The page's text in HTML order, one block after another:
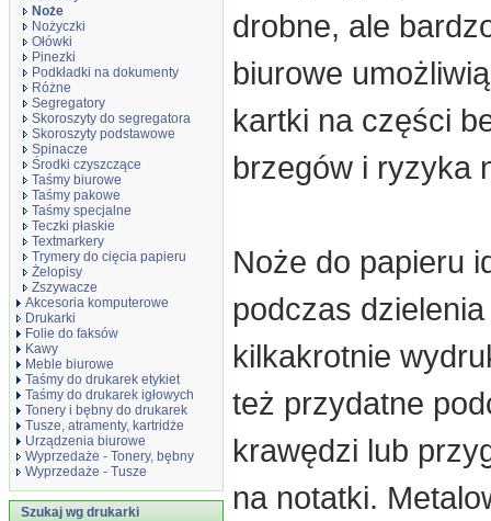
Noże
Nożyczki
Ołówki
Pinezki
Podkładki na dokumenty
Różne
Segregatory
Skoroszyty do segregatora
Skoroszyty podstawowe
Spinacze
Środki czyszczące
Taśmy biurowe
Taśmy pakowe
Taśmy specjalne
Teczki płaskie
Textmarkery
Trymery do cięcia papieru
Żelopisy
Zszywacze
Akcesoria komputerowe
Drukarki
Folie do faksów
Kawy
Meble biurowe
Taśmy do drukarek etykiet
Taśmy do drukarek igłowych
Tonery i bębny do drukarek
Tusze, atramenty, kartridże
Urządzenia biurowe
Wyprzedaże - Tonery, bębny
Wyprzedaże - Tusze
Szukaj wg drukarki
drobne, ale
biurowe
kartki na części
brzegów i ryzyka
Noże do papieru
podczas
kilkakrotnie
też przydatne
krawędzi lub
na notatki.